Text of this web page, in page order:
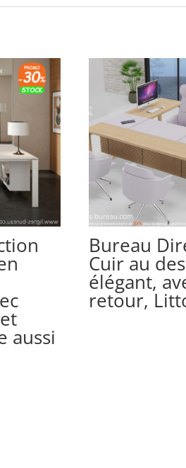
aussi
Bureau
Cuir au
élégant,
retour,